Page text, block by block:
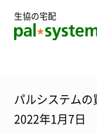
生協の宅配
パルシステム
2022年1月7日